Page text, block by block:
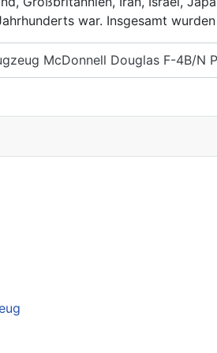
war. Insgesamt
McDonnell Douglas F-4B/N